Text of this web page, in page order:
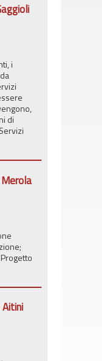
tasse
e
i
di